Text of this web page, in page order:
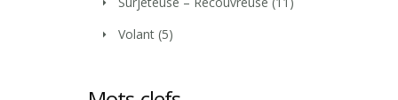
Volant (5)